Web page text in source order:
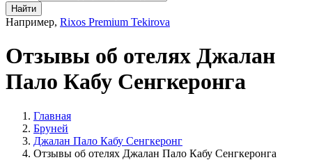
Найти
Например, Rixos Premium Tekirova
Отзывы об отелях Джалан
Пало Кабу Сенгкеронга
Главная
Бруней
Джалан Пало Кабу Сенгкеронг
Отзывы об отелях Джалан Пало Кабу Сенгкеронга